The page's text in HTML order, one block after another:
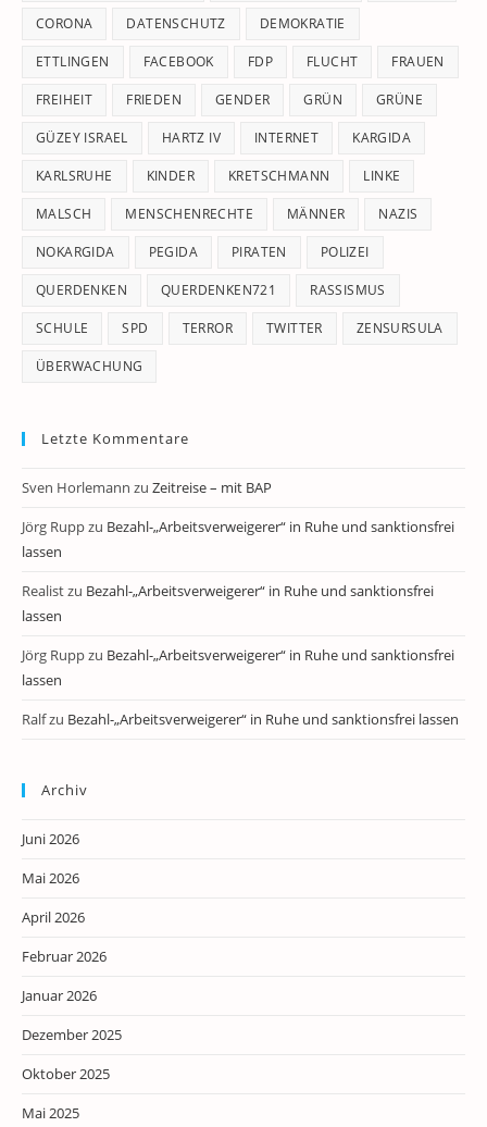
CORONA DATENSCHUTZ DEMOKRATIE
ETTLINGEN FACEBOOK FDP FLUCHT FRAUEN
FREIHEIT FRIEDEN GENDER GRÜN GRÜNE
GÜZEY ISRAEL HARTZ IV INTERNET KARGIDA
KARLSRUHE KINDER KRETSCHMANN LINKE
MALSCH MENSCHENRECHTE MÄNNER NAZIS
NOKARGIDA PEGIDA PIRATEN POLIZEI
QUERDENKEN QUERDENKEN721 RASSISMUS
SCHULE SPD TERROR TWITTER ZENSURSULA
ÜBERWACHUNG
Letzte Kommentare
Sven Horlemann zu Zeitreise – mit BAP
Jörg Ruppzu Bezahl-„Arbeitsverweigerer“ in Ruhe und sanktionsfrei
lassen
Realistzu Bezahl-„Arbeitsverweigerer“ in Ruhe und sanktionsfrei
lassen
Jörg Ruppzu Bezahl-„Arbeitsverweigerer“ in Ruhe und sanktionsfrei
lassen
Ralfzu Bezahl-„Arbeitsverweigerer“ in Ruhe und sanktionsfrei lassen
Archiv
Juni 2026
Mai 2026
April 2026
Februar 2026
Januar 2026
Dezember 2025
Oktober 2025
Mai 2025